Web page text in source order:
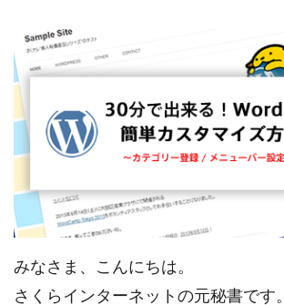
みなさま、こんにちは。
さくらインターネットの元秘書です。